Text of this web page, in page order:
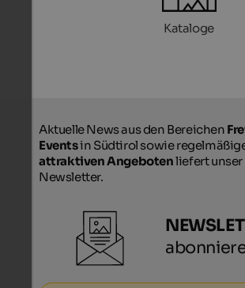
Kataloge
Aktuelle News aus den Bereichen
Eventsin Südtirol sowie
attraktiven Angebotenliefert
Newsletter.